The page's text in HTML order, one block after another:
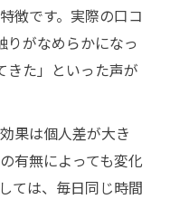
徴です。実際の口コ
りがなめらかになっ
きた」といった声が
果は個人差が大き
有無によっても変化
ては、毎日同じ時間